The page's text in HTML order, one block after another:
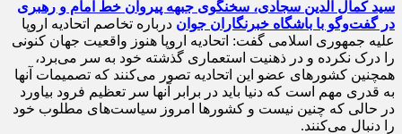
سید کمال الدین سجادی، سخنگوی جبهه پیروان خط امام و رهبری
در گفت‌وگو با باشگاه خبرنگاران جوان درباره تخاصم اتحادیه اروپا
علیه جمهوری اسلامی گفت: اتحادیه اروپا هنوز واقعیت جهان کنونی
را درک نکرده و در ذهنیت استعماری گذشته خود به سر می‌برد،
همچنین کشورهای عضو این اتحادیه تصور می‌کنند که تصمیمات آنها
به قدری مهم است که دنیا باید در برابر آنها سر تعظیم فرود بیاورد
در حالی که چنین نیست و کشورها امروز سیاست‌های مطلوب خود
را دنبال می‌کنند.